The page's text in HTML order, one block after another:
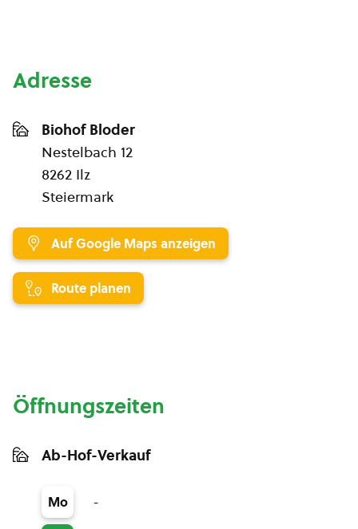
Adresse
Biohof Bloder
Nestelbach 12
8262 Ilz
Steiermark
Auf Google Maps anzeigen
Route planen
Öffnungszeiten
Ab-Hof-Verkauf
Mo -